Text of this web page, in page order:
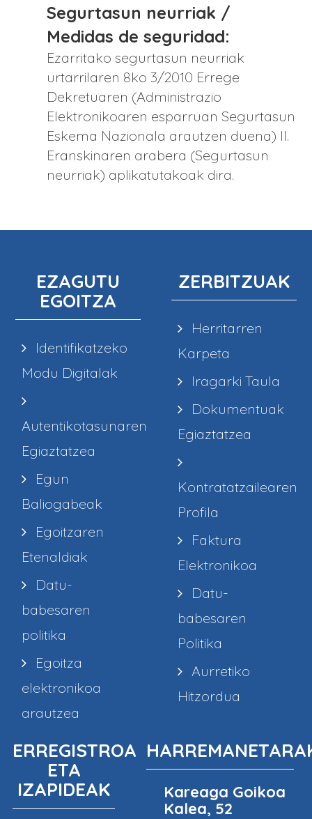
Segurtasun neurriak /
Medidas de seguridad:
Ezarritako segurtasun neurriak
urtarrilaren 8ko 3/2010 Errege
Dekretuaren (Administrazio
Elektronikoaren esparruan Segurtasun
Eskema Nazionala arautzen duena) II.
Eranskinaren arabera (Segurtasun
neurriak) aplikatutakoak dira.
EZAGUTU
EGOITZA
Identifikatzeko
Modu Digitalak
Autentikotasunaren
Egiaztatzea
Egun
Baliogabeak
Egoitzaren
Etenaldiak
Datu-
babesaren
politika
Egoitza
elektronikoa
arautzea
ZERBITZUAK
Herritarren
Karpeta
Iragarki Taula
Dokumentuak
Egiaztatzea
Kontratatzailearen
Profila
Faktura
Elektronikoa
Datu-
babesaren
Politika
Aurretiko
Hitzordua
ERREGISTROA
ETA
IZAPIDEAK
Kareaga Goikoa
Kalea, 52